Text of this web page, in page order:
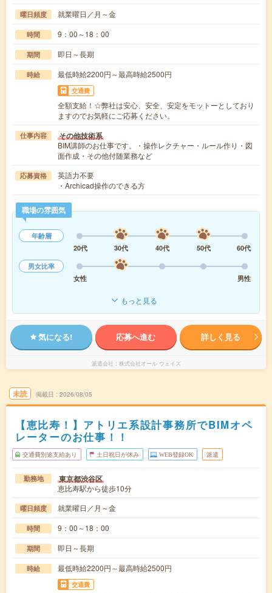
曜日頻度 就業曜日／月～金
時間 9：00～18：00
期間 即日～長期
時給 最低時給2200円～最高時給2500円
交通費
全額支給！☆弊社は安心、安全、安定をモットーとしており
ますのでお気軽にご応募ください。
仕事内容 その他技術系
BIM講師のお仕事です。・操作レクチャー・ルール作り・図
面作成・その他付随業務など
応募資格
英語力不要
・Archicad操作のできる方
職場の雰囲気
年齢層
20代
30代 40代 50代
60代
男女比率
女性
男性
もっと見る
気になる! 応募へ進む 詳しく見る
派遣会社 株式会社オール ウェイズ
未読 掲載日 2026/08/05
【恵比寿！】アトリエ系設計事務所でBIMオペ
レーターのお仕事！！
交通費別途支給あり 土日祝日が休み WEB登録OK 派遣
勤務地 東京都渋谷区
恵比寿駅から徒歩10分
曜日頻度 就業曜日／月～金
時間 9：00～18：00
期間 即日～長期
時給 最低時給2200円～最高時給2500円
交通費